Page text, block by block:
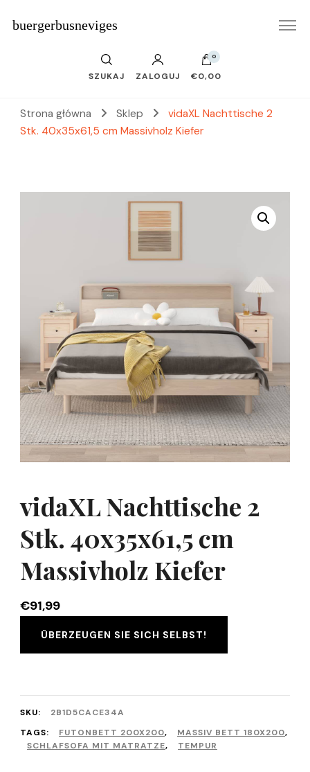
buergerbusneviges
SZUKAJ ZALOGUJ
0
€0,00
Strona główna Sklep
vidaXL Nachttische 2
Stk. 40x35x61,5 cm Massivholz Kiefer
vidaXL Nachttische 2
Stk. 40x35x61,5 cm
Massivholz Kiefer
€91,99
ÜBERZEUGEN SIE SICH SELBST!
SKU:
2B1D5CACE34A
TAGS:
FUTONBETT 200X200, MASSIV BETT 180X200,
SCHLAFSOFA MIT MATRATZE, TEMPUR